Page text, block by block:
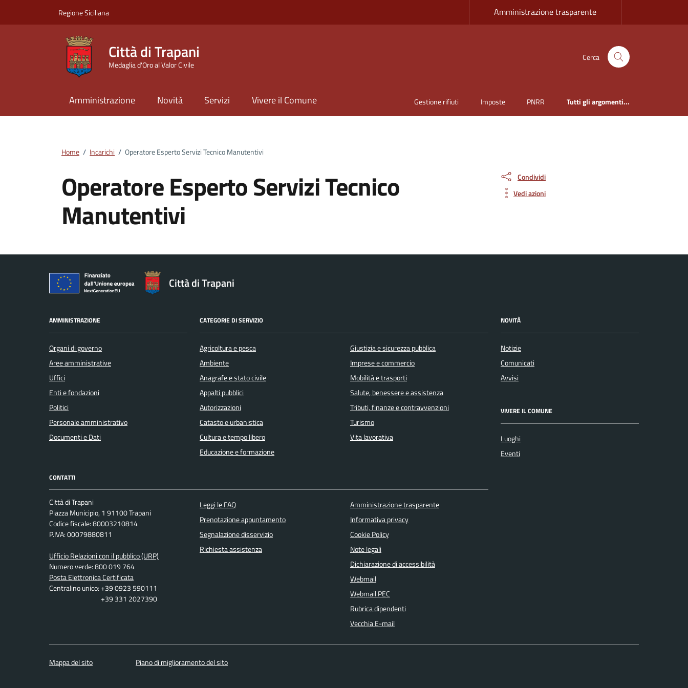
Regione Siciliana Amministrazione trasparente
Città di Trapani
Medaglia d'Oro al Valor Civile
Cerca
Amministrazione Novità Servizi Vivere il Comune Gestione rifiuti Imposte PNRR Tutti gli argomenti...
Home / Incarichi / Operatore Esperto Servizi Tecnico Manutentivi
Operatore Esperto Servizi Tecnico
Manutentivi
Condividi
Vedi azioni
Città di Trapani
AMMINISTRAZIONE
Organi di governo
Aree amministrative
Uffici
Enti e fondazioni
Politici
Personale amministrativo
Documenti e Dati
CATEGORIE DI SERVIZIO
Agricoltura e pesca
Ambiente
Anagrafe e stato civile
Appalti pubblici
Autorizzazioni
Catasto e urbanistica
Cultura e tempo libero
Educazione e formazione
Giustizia e sicurezza pubblica
Imprese e commercio
Mobilità e trasporti
Salute, benessere e assistenza
Tributi, finanze e contravvenzioni
Turismo
Vita lavorativa
NOVITÀ
Notizie
Comunicati
Avvisi
VIVERE IL COMUNE
Luoghi
Eventi
CONTATTI
Città di Trapani
Piazza Municipio, 1 91100 Trapani
Codice fiscale: 80003210814
P.IVA: 00079880811
Ufficio Relazioni con il pubblico (URP)
Numero verde: 800 019 764
Posta Elettronica Certificata
Centralino unico: +39 0923 590111
+39 331 2027390
Leggi le FAQ
Prenotazione appuntamento
Segnalazione disservizio
Richiesta assistenza
Amministrazione trasparente
Informativa privacy
Cookie Policy
Note legali
Dichiarazione di accessibilità
Webmail
Webmail PEC
Rubrica dipendenti
Vecchia E-mail
Mappa del sito Piano di miglioramento del sito